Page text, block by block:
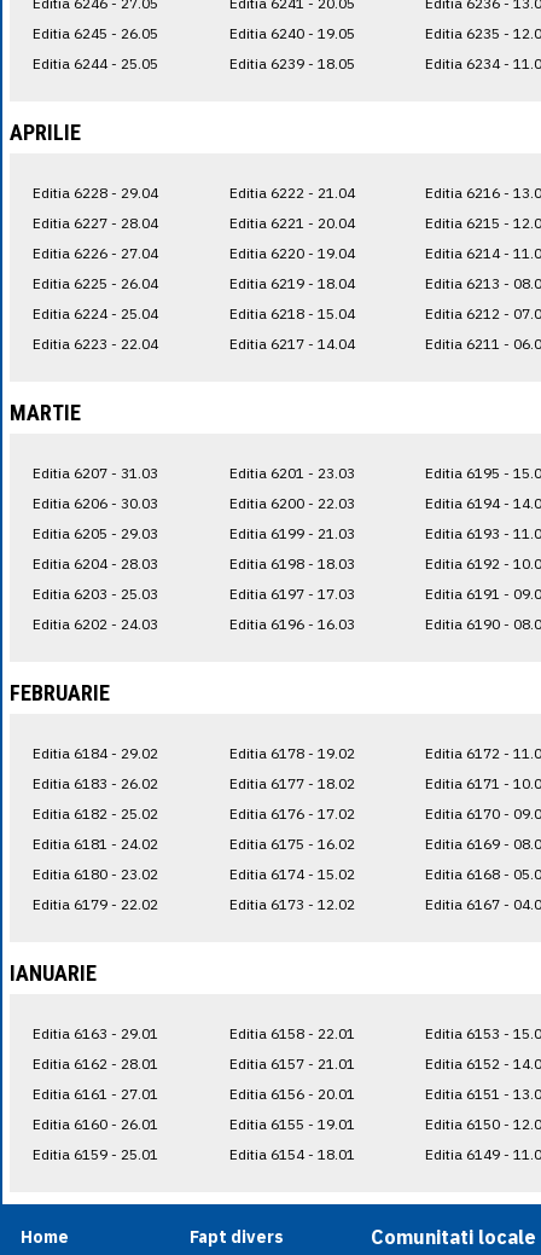
Editia 6245 - 26.05
Editia 6244 - 25.05
Editia 6240 - 19.05
Editia 6239 - 18.05
Editia 6235 -
Editia 6234 -
APRILIE
Editia 6228 - 29.04
Editia 6227 - 28.04
Editia 6226 - 27.04
Editia 6225 - 26.04
Editia 6224 - 25.04
Editia 6223 - 22.04
Editia 6222 - 21.04
Editia 6221 - 20.04
Editia 6220 - 19.04
Editia 6219 - 18.04
Editia 6218 - 15.04
Editia 6217 - 14.04
Editia 6216 -
Editia 6215 -
Editia 6214 -
Editia 6213 -
Editia 6212 -
Editia 6211 -
MARTIE
Editia 6207 - 31.03
Editia 6206 - 30.03
Editia 6205 - 29.03
Editia 6204 - 28.03
Editia 6203 - 25.03
Editia 6202 - 24.03
Editia 6201 - 23.03
Editia 6200 - 22.03
Editia 6199 - 21.03
Editia 6198 - 18.03
Editia 6197 - 17.03
Editia 6196 - 16.03
Editia 6195 -
Editia 6194 -
Editia 6193 -
Editia 6192 -
Editia 6191 -
Editia 6190 -
FEBRUARIE
Editia 6184 - 29.02
Editia 6183 - 26.02
Editia 6182 - 25.02
Editia 6181 - 24.02
Editia 6180 - 23.02
Editia 6179 - 22.02
Editia 6178 - 19.02
Editia 6177 - 18.02
Editia 6176 - 17.02
Editia 6175 - 16.02
Editia 6174 - 15.02
Editia 6173 - 12.02
Editia 6172 -
Editia 6171 -
Editia 6170 -
Editia 6169 -
Editia 6168 -
Editia 6167 -
IANUARIE
Editia 6163 - 29.01
Editia 6162 - 28.01
Editia 6161 - 27.01
Editia 6160 - 26.01
Editia 6159 - 25.01
Editia 6158 - 22.01
Editia 6157 - 21.01
Editia 6156 - 20.01
Editia 6155 - 19.01
Editia 6154 - 18.01
Editia 6153 -
Editia 6152 -
Editia 6151 -
Editia 6150 -
Editia 6149 -
Home
Fapt divers
Comunitati locale